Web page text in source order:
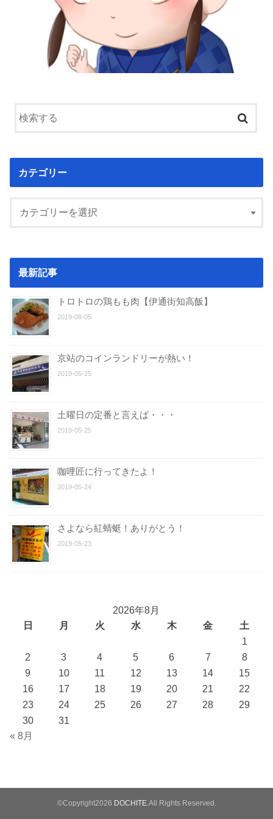
カテゴリー
最新記事
トロトロの鶏もも肉【伊通街知高飯】
2019-08-05
京站のコインランドリーが熱い！
2019-05-25
土曜日の定番と言えば・・・
2019-05-25
咖哩匠に行ってきたよ！
2019-05-24
さよなら紅蜻蜓！ありがとう！
2019-05-23
2026年8月
日
月 火 水 木 金
土
1
2
3 4 5 6 7
8
9
10 11 12 13 14
15
16
17 18 19 20 21
22
23
24 25 26 27 28
29
30
31
« 8月
©Copyright2026 DOCHITE.All Rights Reserved.